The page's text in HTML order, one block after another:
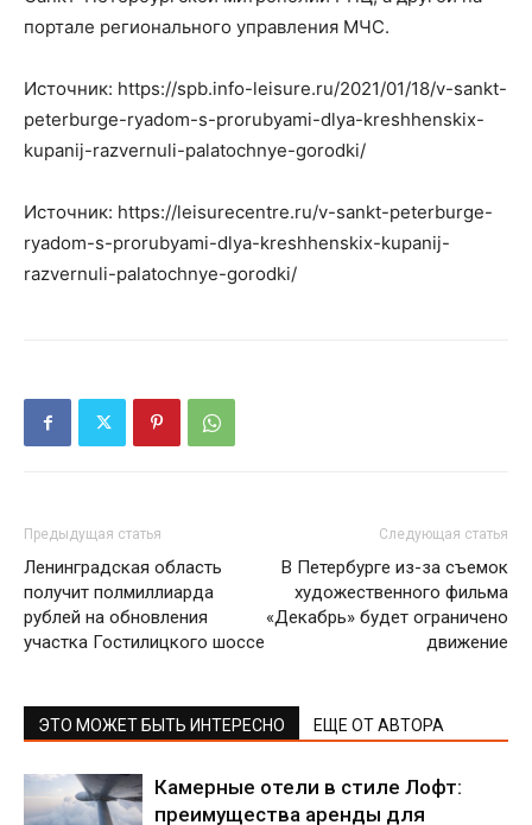
портале регионального управления МЧС.
Источник: https://spb.info-leisure.ru/2021/01/18/v-sankt-
peterburge-ryadom-s-prorubyami-dlya-kreshhenskix-
kupanij-razvernuli-palatochnye-gorodki/
Источник: https://leisurecentre.ru/v-sankt-peterburge-
ryadom-s-prorubyami-dlya-kreshhenskix-kupanij-
razvernuli-palatochnye-gorodki/
Предыдущая статья
Ленинградская область
получит полмиллиарда
рублей на обновления
участка Гостилицкого шоссе
Следующая статья
В Петербурге из-за съемок
художественного фильма
«Декабрь» будет ограничено
движение
ЭТО МОЖЕТ БЫТЬ ИНТЕРЕСНО ЕЩЕ ОТ АВТОРА
Камерные отели в стиле Лофт:
преимущества аренды для